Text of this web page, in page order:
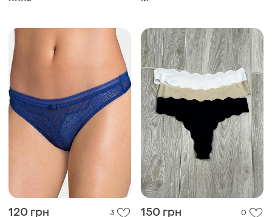
120 грн
Triumph beauty full darling-l-
трусики стрінг
150 грн 0
Набір безшовних трусиків
S